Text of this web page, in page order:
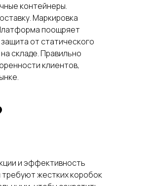
контейнеры.
Маркировка
поощряет
от статического
складе. Правильно
клиентов,
и эффективность
требуют жестких коробок